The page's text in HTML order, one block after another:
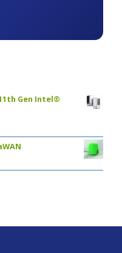
Gen Intel®